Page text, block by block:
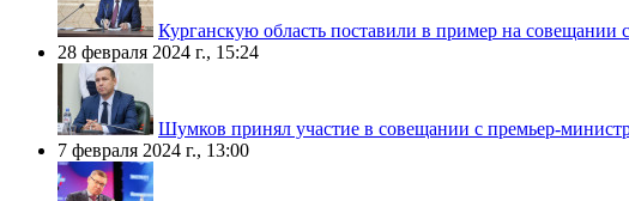
Курганскую область поставили в пример на
28 февраля 2024 г., 15:24
Шумков принял участие в совещании с премьер-
7 февраля 2024 г., 13:00